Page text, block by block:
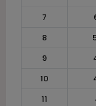
7
8
9
10
11